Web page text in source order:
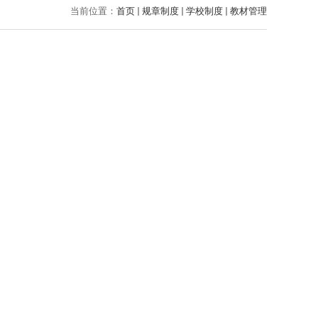
当前位置： 首页 规章制度 学校制度 教材管理